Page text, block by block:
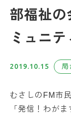
部福祉の
ミュニ
2019.10.15 局
むさしのFM市
「発信！わが